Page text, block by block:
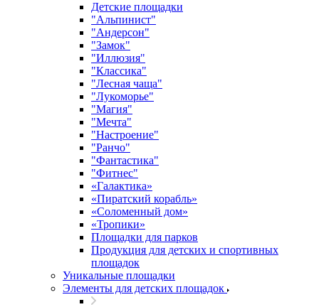
Детские площадки
"Альпинист"
"Андерсон"
"Замок"
"Иллюзия"
"Классика"
"Лесная чаща"
"Лукоморье"
"Магия"
"Мечта"
"Настроение"
"Ранчо"
"Фантастика"
"Фитнес"
«Галактика»
«Пиратский корабль»
«Соломенный дом»
«Тропики»
Площадки для парков
Продукция для детских и спортивных
площадок
Уникальные площадки
Элементы для детских площадок